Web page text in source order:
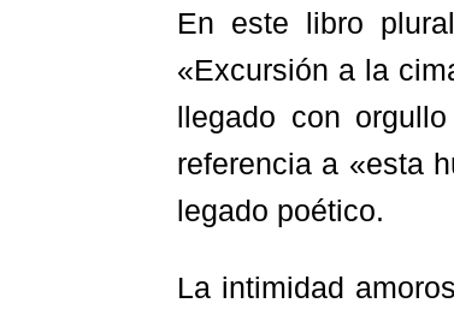
En este libro
«Excursión a la
llegado con
referencia a «esta
legado poético.
La intimidad